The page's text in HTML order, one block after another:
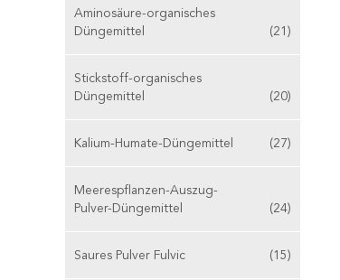
Aminosäure-organisches
Düngemittel
(21)
Stickstoff-organisches
Düngemittel
(20)
Kalium-Humate-Düngemittel (27)
Meerespflanzen-Auszug-
Pulver-Düngemittel
(24)
Saures Pulver Fulvic (15)